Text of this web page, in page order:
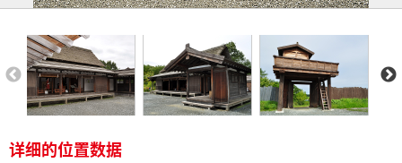
详细的位置数据